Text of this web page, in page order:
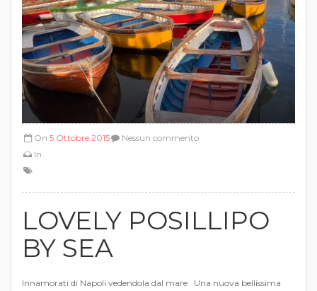
On 5 Ottobre 2015
In
Nessun commento
LOVELY POSILLIPO
BY SEA
Innamorati di Napoli vedendola dal mare Una nuova bellissima